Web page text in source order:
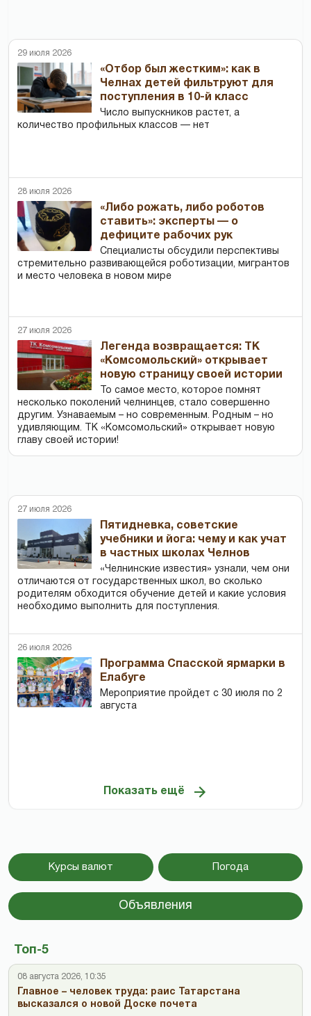
29 июля 2026
«Отбор был жестким»: как в
Челнах детей фильтруют для
поступления в 10-й класс
Число выпускников растет, а
количество профильных классов — нет
28 июля 2026
«Либо рожать, либо роботов
ставить»: эксперты — о
дефиците рабочих рук
Специалисты обсудили перспективы
стремительно развивающейся роботизации, мигрантов
и место человека в новом мире
27 июля 2026
Легенда возвращается: ТК
«Комсомольский» открывает
новую страницу своей истории
То самое место, которое помнят
несколько поколений челнинцев, стало совершенно
другим. Узнаваемым – но современным. Родным – но
удивляющим. ТК «Комсомольский» открывает новую
главу своей истории!
27 июля 2026
Пятидневка, советские
учебники и йога: чему и как учат
в частных школах Челнов
«Челнинские известия» узнали, чем они
отличаются от государственных школ, во сколько
родителям обходится обучение детей и какие условия
необходимо выполнить для поступления.
26 июля 2026
Программа Спасской ярмарки в
Елабуге
Мероприятие пройдет с 30 июля по 2
августа
Показать ещё
Курсы валют Погода
Объявления
Топ-5
08 августа 2026, 10:35
Главное – человек труда: раис Татарстана
высказался о новой Доске почета